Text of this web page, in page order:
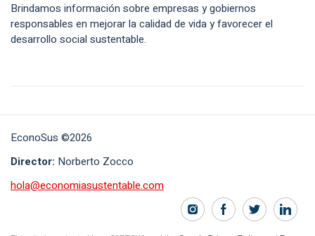
Brindamos información sobre empresas y gobiernos
responsables en mejorar la calidad de vida y favorecer el
desarrollo social sustentable.
EconoSus ©2026
Director: Norberto Zocco
hola@economiasustentable.com